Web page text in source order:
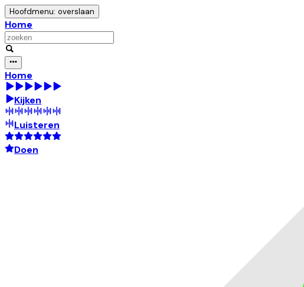
Hoofdmenu: overslaan
Home
Home
Kijken
Luisteren
Doen